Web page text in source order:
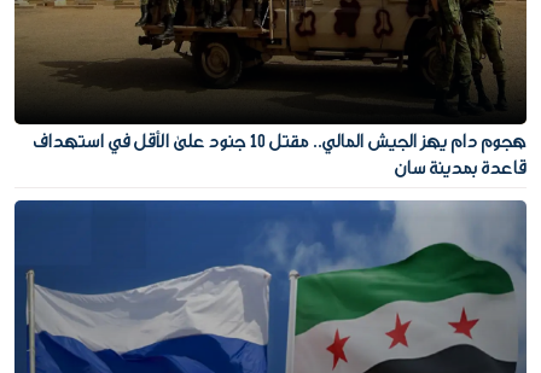
هجوم دام يهز الجيش المالي.. مقتل 10 جنود على الأقل في استهداف
قاعدة بمدينة سان